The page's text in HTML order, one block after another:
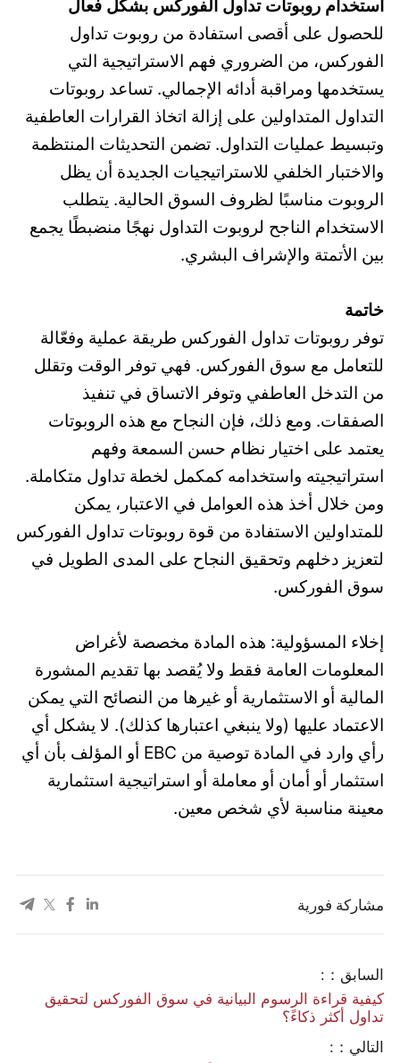
استخدام روبوتات تداول الفوركس بشكل فعال
للحصول على أقصى استفادة من روبوت تداول
الفوركس، من الضروري فهم الاستراتيجية التي
يستخدمها ومراقبة أدائه الإجمالي. تساعد روبوتات
التداول المتداولين على إزالة اتخاذ القرارات العاطفية
وتبسيط عمليات التداول. تضمن التحديثات المنتظمة
والاختبار الخلفي للاستراتيجيات الجديدة أن يظل
الروبوت مناسبًا لظروف السوق الحالية. يتطلب
الاستخدام الناجح لروبوت التداول نهجًا منضبطًا يجمع
بين الأتمتة والإشراف البشري.
خاتمة
توفر روبوتات تداول الفوركس طريقة عملية وفعّالة
للتعامل مع سوق الفوركس. فهي توفر الوقت وتقلل
من التدخل العاطفي وتوفر الاتساق في تنفيذ
الصفقات. ومع ذلك، فإن النجاح مع هذه الروبوتات
يعتمد على اختيار نظام حسن السمعة وفهم
استراتيجيته واستخدامه كمكمل لخطة تداول متكاملة.
ومن خلال أخذ هذه العوامل في الاعتبار، يمكن
للمتداولين الاستفادة من قوة روبوتات تداول الفوركس
لتعزيز دخلهم وتحقيق النجاح على المدى الطويل في
سوق الفوركس.
إخلاء المسؤولية: هذه المادة مخصصة لأغراض
المعلومات العامة فقط ولا يُقصد بها تقديم المشورة
المالية أو الاستثمارية أو غيرها من النصائح التي يمكن
الاعتماد عليها (ولا ينبغي اعتبارها كذلك). لا يشكل أي
رأي وارد في المادة توصية من EBC أو المؤلف بأن أي
استثمار أو أمان أو معاملة أو استراتيجية استثمارية
معينة مناسبة لأي شخص معين.
مشاركة فورية
السابق：:
كيفية قراءة الرسوم البيانية في سوق الفوركس لتحقيق
تداول أكثر ذكاءً؟
التالي：: